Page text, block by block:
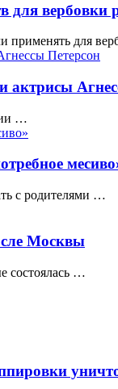
вербовки
применять для
актрисы
…
с родителями …
Москвы
состоялась …